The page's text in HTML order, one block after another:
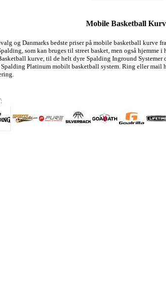
Mobile Basketball
og Danmarks bedste priser på mobile basketball kurve
som kan bruges til street basket, men også hjemme
kurve, til de helt dyre Spalding Inground
Platinum mobilt basketball system. Ring eller mail